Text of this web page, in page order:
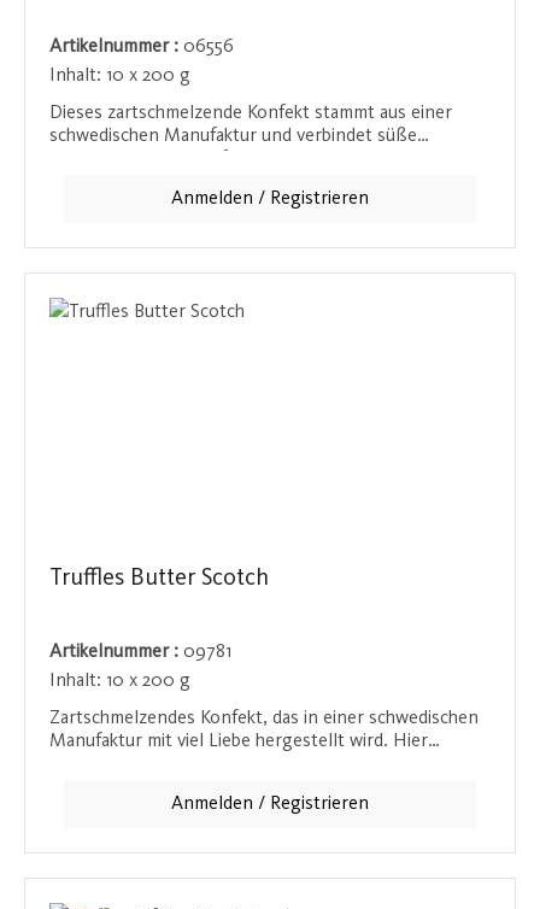
Artikelnummer : 06556
Inhalt: 10 x 200 g
Dieses zartschmelzende Konfekt stammt aus einer
schwedischen Manufaktur und verbindet süße
Akzent und schafft ein außergewöhnliches
Kombinationen.
Anmelden / Registrieren
Truffles Butter Scotch
Artikelnummer : 09781
Inhalt: 10 x 200 g
Zartschmelzendes Konfekt, das in einer schwedischen
Manufaktur mit viel Liebe hergestellt wird. Hier
und knusprige Karamellstückchen. Der zarte Schmelz
für einen ausgewogenen, runden Genussmoment.
Ideal für alle, die es schokoladig und süß lieben.
Anmelden / Registrieren